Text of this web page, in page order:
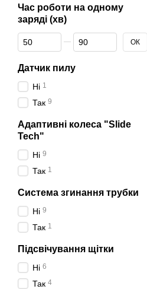
Час роботи на одному
заряді (хв)
Від Час роботи на одному заряді
До Час роботи на одному заряді
ОК
Датчик пилу
Ні 1
Так 9
Адаптивні колеса "Slide
Tech"
Ні 9
Так 1
Система згинання трубки
Ні 9
Так 1
Підсвічування щітки
Ні 6
Так 4